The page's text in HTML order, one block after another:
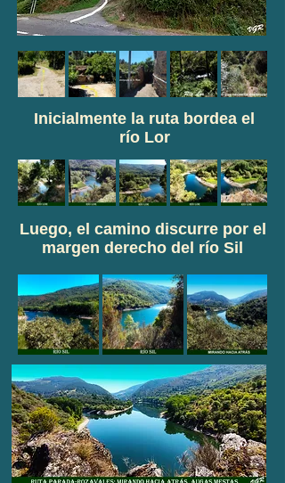
Inicialmente la ruta bordea el
río Lor
Luego, el camino discurre por el
margen derecho del río Sil